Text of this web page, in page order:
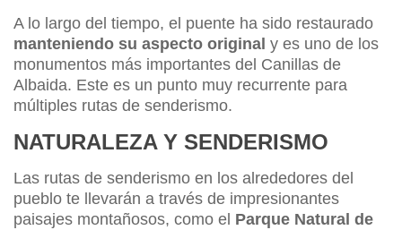
A lo largo del tiempo, el puente ha sido restaurado
manteniendo su aspecto original y es uno de los
monumentos más importantes del Canillas de
Albaida. Este es un punto muy recurrente para
múltiples rutas de senderismo.
NATURALEZA Y SENDERISMO
Las rutas de senderismo en los alrededores del
pueblo te llevarán a través de impresionantes
paisajes montañosos, como el Parque Natural de